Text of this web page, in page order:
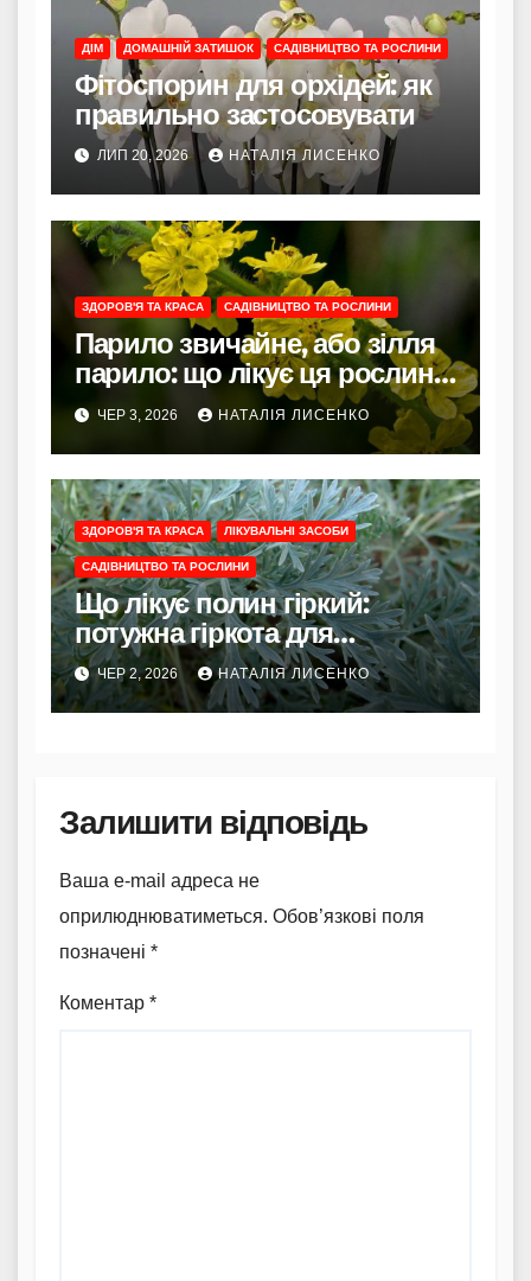
ДІМ ДОМАШНІЙ ЗАТИШОК САДІВНИЦТВО ТА РОСЛИНИ
Фітоспорин для орхідей: як
правильно застосовувати
ЛИП 20, 2026 НАТАЛІЯ ЛИСЕНКО
ЗДОРОВ'Я ТА КРАСА САДІВНИЦТВО ТА РОСЛИНИ
Парило звичайне, або зілля
парило: що лікує ця рослина
та як її правильно
використовувати
ЧЕР 3, 2026 НАТАЛІЯ ЛИСЕНКО
ЗДОРОВ'Я ТА КРАСА ЛІКУВАЛЬНІ ЗАСОБИ
САДІВНИЦТВО ТА РОСЛИНИ
Що лікує полин гіркий:
потужна гіркота для
травлення, очищення
організму та відновлення
сил
ЧЕР 2, 2026 НАТАЛІЯ ЛИСЕНКО
Залишити відповідь
Ваша e-mail адреса не
оприлюднюватиметься. Обов’язкові поля
позначені *
Коментар *